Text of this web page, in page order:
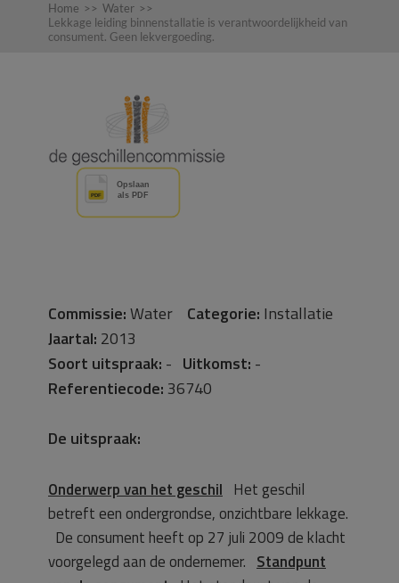
Home >> Water >>
Lekkage leiding binnenstallatie is verantwoordelijkheid van
consument. Geen lekvergoeding.
Commissie:Water Categorie: Installatie
Jaartal: 2013
Soort uitspraak: - Uitkomst: -
Referentiecode: 36740
De uitspraak:
Onderwerp van het geschil Het geschil
betreft een ondergrondse, onzichtbare lekkage.
De consument heeft op 27 juli 2009 de klacht
voorgelegd aan de ondernemer. Standpunt